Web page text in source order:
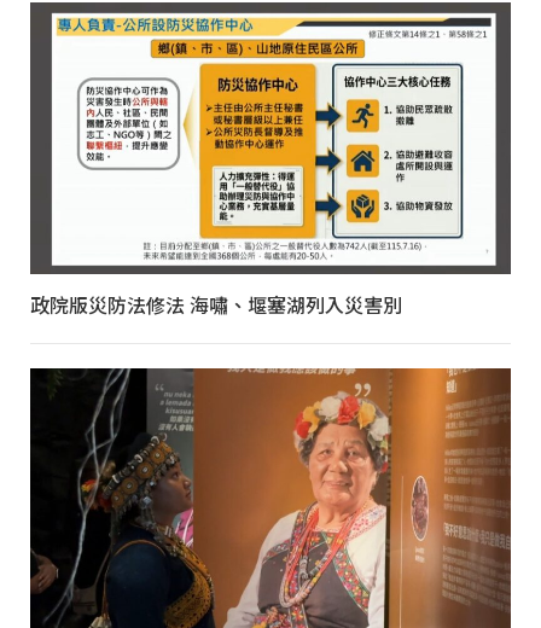
政院版災防法修法 海嘯、堰塞湖列入災害別